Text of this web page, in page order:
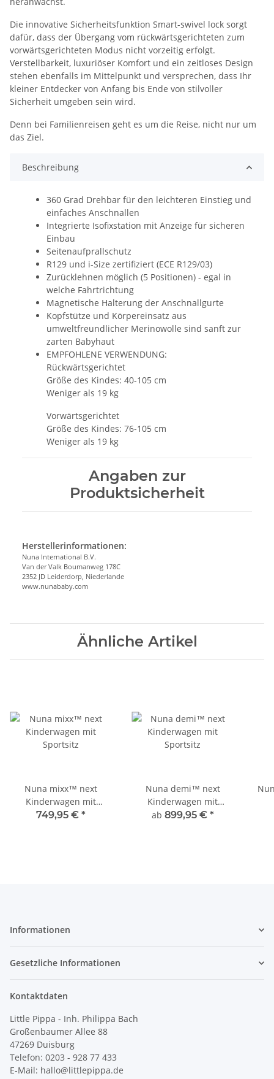
Die innovative Sicherheitsfunktion Smart-swivel lock sorgt
dafür, dass der Übergang vom rückwärtsgerichteten zum
vorwärtsgerichteten Modus nicht vorzeitig erfolgt.
Verstellbarkeit, luxuriöser Komfort und ein zeitloses Design
stehen ebenfalls im Mittelpunkt und versprechen, dass Ihr
kleiner Entdecker von Anfang bis Ende von stilvoller
Sicherheit umgeben sein wird.
Denn bei Familienreisen geht es um die Reise, nicht nur um
das Ziel.
Beschreibung
360 Grad Drehbar für den leichteren Einstieg und
einfaches Anschnallen
Integrierte Isofixstation mit Anzeige für sicheren
Einbau
Seitenaufprallschutz
R129 und i-Size zertifiziert (ECE R129/03)
Zurücklehnen möglich (5 Positionen) - egal in
welche Fahrtrichtung
Magnetische Halterung der Anschnallgurte
Kopfstütze und Körpereinsatz aus
umweltfreundlicher Merinowolle sind sanft zur
zarten Babyhaut
EMPFOHLENE VERWENDUNG:
Rückwärtsgerichtet
Größe des Kindes: 40-105 cm
Weniger als 19 kg
Vorwärtsgerichtet
Größe des Kindes: 76-105 cm
Weniger als 19 kg
Angaben zur
Produktsicherheit
Herstellerinformationen:
Nuna International B.V.
Van der Valk Boumanweg 178C
2352 JD Leiderdorp, Niederlande
www.nunababy.com
Ähnliche Artikel
Nuna mixx™ next
Kinderwagen mit
Sportsitz
749,95 € *
Nuna demi™ next
Kinderwagen mit
Sportsitz
ab 899,95 € *
Informationen
Gesetzliche Informationen
Kontaktdaten
Little Pippa - Inh. Philippa Bach
Großenbaumer Allee 88
47269 Duisburg
Telefon: 0203 - 928 77 433
E-Mail: hallo@littlepippa.de